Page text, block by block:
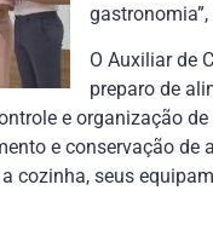
O Auxiliar de
preparo de
e organização
e conservação
cozinha, seus